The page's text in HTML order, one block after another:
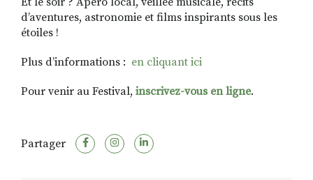
d’aventures, astronomie et films inspirants sous les
étoiles !
Plus d’informations : en cliquant ici
Pour venir au Festival, inscrivez-vous en ligne.
Partager